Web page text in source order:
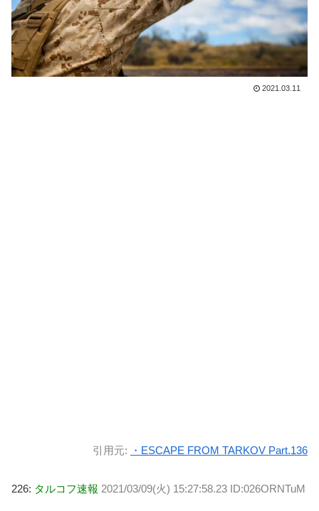
2021.03.11
引用元: ・ESCAPE FROM TARKOV Part.136
226: タルコフ速報 2021/03/09(火) 15:27:58.23 ID:026ORNTuM